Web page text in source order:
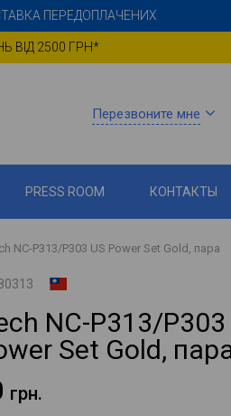
ПЕРЕДОПЛАЧЕНИХ
ВІД 2500 ГРН*
Перезвоните мне
PRESS ROOM КОНТАКТЫ
NC-P313/P303 US Power Set Gold, пара
NC-P313/P303
Set Gold,
грн.